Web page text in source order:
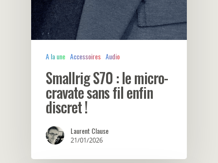
A la une Accessoires Audio
Smallrig S70 : le micro-
cravate sans fil enfin
discret !
Laurent Clause
21/01/2026